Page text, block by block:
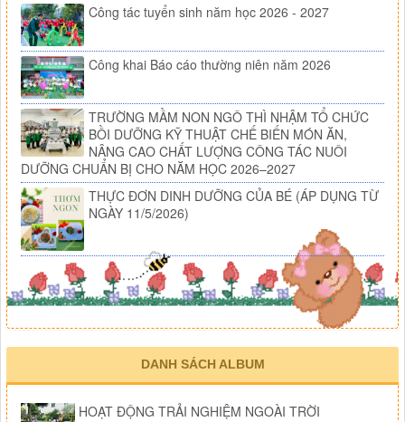
Công tác tuyển sinh năm học 2026 - 2027
Công khai Báo cáo thường niên năm 2026
TRƯỜNG MẦM NON NGÔ THÌ NHẬM TỔ CHỨC
BỒI DƯỠNG KỸ THUẬT CHẾ BIẾN MÓN ĂN,
NÂNG CAO CHẤT LƯỢNG CÔNG TÁC NUÔI
DƯỠNG CHUẨN BỊ CHO NĂM HỌC 2026–2027
THỰC ĐƠN DINH DƯỠNG CỦA BÉ (ÁP DỤNG TỪ
NGÀY 11/5/2026)
DANH SÁCH ALBUM
HOẠT ĐỘNG TRẢI NGHIỆM NGOÀI TRỜI